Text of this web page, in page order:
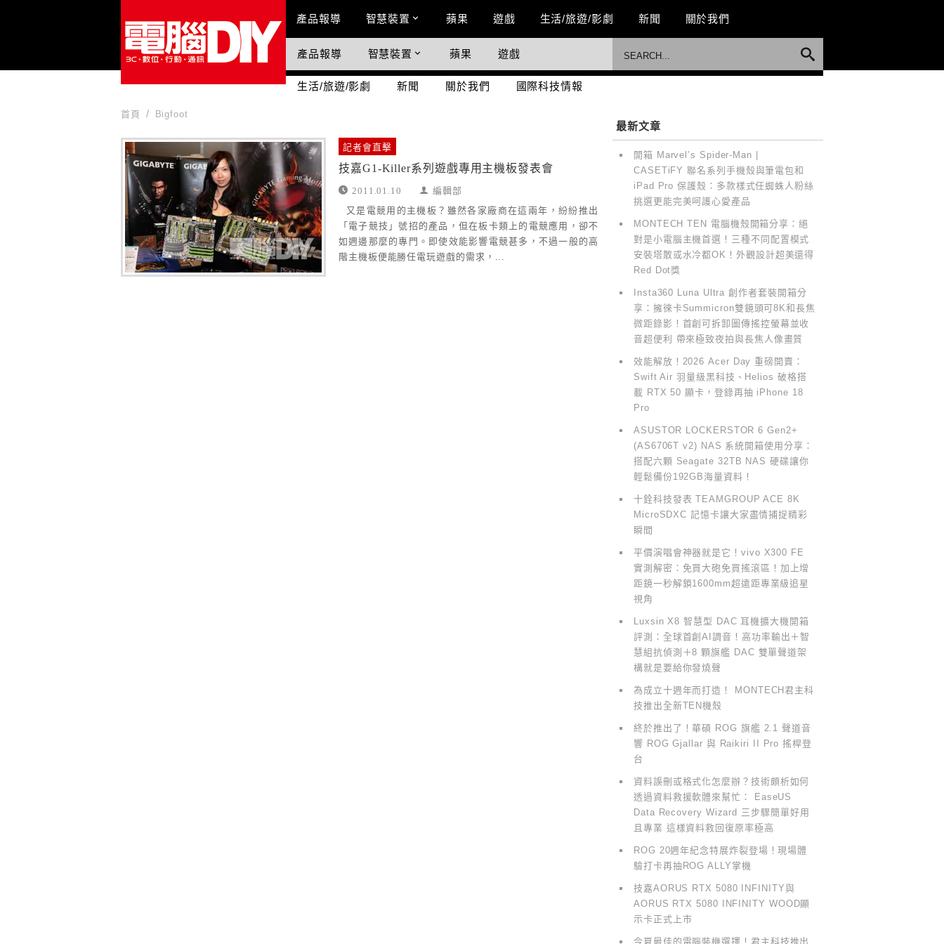
Main Menu
產品報導 智慧裝置 蘋果 遊戲 生活/旅遊/影劇 新聞 關於我們
國際科技情報
產品報導 智慧裝置 蘋果 遊戲
生活/旅遊/影劇 新聞 關於我們 國際科技情報
首頁 Bigfoot
Bigfoot 記者會直擊
技嘉G1-Killer系列遊戲專用主機板發表會
2011.01.10 編輯部
又是電競用的主機板？雖然各家廠商在這兩年，紛紛推出
「電子競技」號招的產品，但在板卡類上的電競應用，卻不
如週邊那麼的專門。即使效能影響電競甚多，不過一般的高
階主機板便能勝任電玩遊戲的需求，...
最新文章
開箱 Marvel’s Spider-Man |
CASETiFY 聯名系列手機殼與筆電包和
iPad Pro 保護殼：多款樣式任蜘蛛人粉絲
挑選更能完美呵護心愛產品
MONTECH TEN 電腦機殼開箱分享：絕
對是小電腦主機首選！三種不同配置模式
安裝塔散或水冷都OK！外觀設計超美還得
Red Dot獎
Insta360 Luna Ultra 創作者套裝開箱分
享：擁徠卡Summicron雙鏡頭可8K和長焦
微距錄影！首創可拆卸圖傳搖控螢幕並收
音超便利 帶來極致夜拍與長焦人像畫質
效能解放！2026 Acer Day 重磅開賣：
Swift Air 羽量級黑科技、Helios 破格搭
載 RTX 50 顯卡，登錄再抽 iPhone 18
Pro
ASUSTOR LOCKERSTOR 6 Gen2+
(AS6706T v2) NAS 系統開箱使用分享：
搭配六顆 Seagate 32TB NAS 硬碟讓你
輕鬆備份192GB海量資料！
十銓科技發表 TEAMGROUP ACE 8K
MicroSDXC 記憶卡讓大家盡情捕捉精彩
瞬間
平價演唱會神器就是它！vivo X300 FE
實測解密：免買大砲免買搖滾區！加上增
距鏡一秒解鎖1600mm超遠距專業級追星
視角
Luxsin X8 智慧型 DAC 耳機擴大機開箱
評測：全球首創AI調音！高功率輸出＋智
慧組抗偵測＋8 顆旗艦 DAC 雙單聲道架
構就是要給你發燒聲
為成立十週年而打造！ MONTECH君主科
技推出全新TEN機殼
終於推出了！華碩 ROG 旗艦 2.1 聲道音
響 ROG Gjallar 與 Raikiri II Pro 搖桿登
台
資料誤刪或格式化怎麼辦？技術頗析如何
透過資料救援軟體來幫忙： EaseUS
Data Recovery Wizard 三步驟簡單好用
且專業 這樣資料救回復原率極高
ROG 20週年紀念特展炸裂登場！現場體
驗打卡再抽ROG ALLY掌機
技嘉AORUS RTX 5080 INFINITY與
AORUS RTX 5080 INFINITY WOOD顯
示卡正式上市
今夏最佳的電腦裝機選擇！君主科技推出